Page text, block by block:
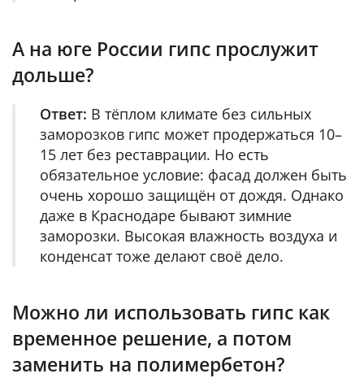
А на юге России гипс прослужит
дольше?
Ответ: В тёплом климате без сильных
заморозков гипс может продержаться 10–
15 лет без реставрации. Но есть
обязательное условие: фасад должен быть
очень хорошо защищён от дождя. Однако
даже в Краснодаре бывают зимние
заморозки. Высокая влажность воздуха и
конденсат тоже делают своё дело.
Можно ли использовать гипс как
временное решение, а потом
заменить на полимербетон?